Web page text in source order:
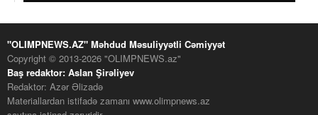
"OLIMPNEWS.AZ" Məhdud Məsuliyyətli Cəmiyyət
Copyright © 2013-2026 "OLIMPNEWS.az"
Baş redaktor: Aslan Şirəliyev
Redaktor: Azər Əlizadə
Materiallardan istifadə zamanı www.olimpnews.az